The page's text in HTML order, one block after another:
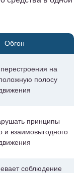
Обгон
на
полосу
принципы
и взаимовыгодного
соблюдение